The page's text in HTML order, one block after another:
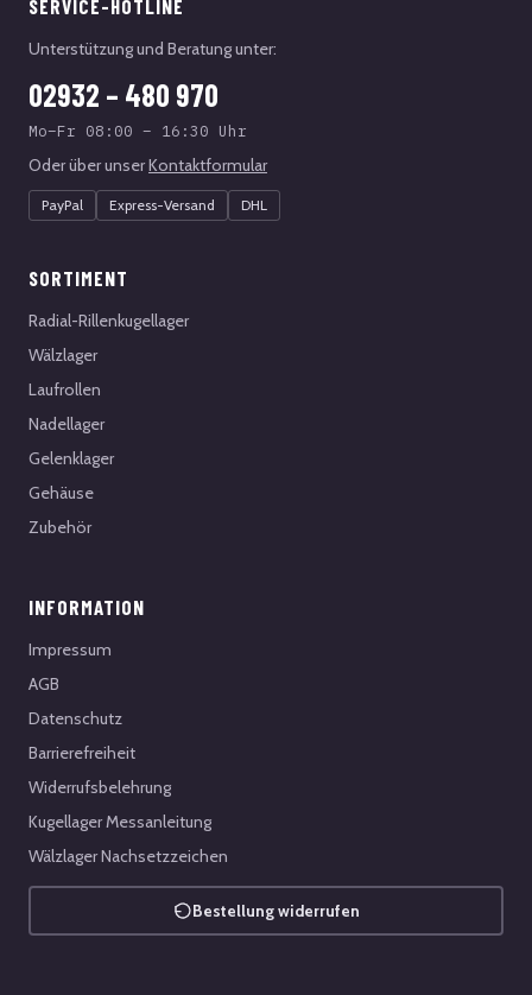
SERVICE-HOTLINE
Unterstützung und Beratung unter:
02932 – 480 970
Mo–Fr 08:00 – 16:30 Uhr
Oder über unserKontaktformular
PayPal Express-Versand DHL
SORTIMENT
Radial-Rillenkugellager
Wälzlager
Laufrollen
Nadellager
Gelenklager
Gehäuse
Zubehör
INFORMATION
Impressum
AGB
Datenschutz
Barrierefreiheit
Widerrufsbelehrung
Kugellager Messanleitung
Wälzlager Nachsetzzeichen
Bestellung widerrufen